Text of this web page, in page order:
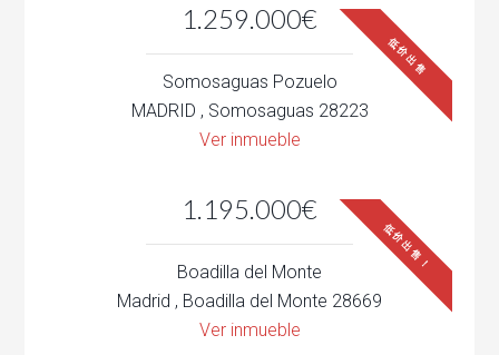
1.259.000€
低价出售
Somosaguas Pozuelo
MADRID , Somosaguas 28223
Ver inmueble
1.195.000€
低价出售！
Boadilla del Monte
Madrid , Boadilla del Monte 28669
Ver inmueble